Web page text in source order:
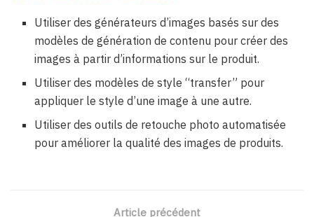
Utiliser des générateurs d’images basés sur des
modèles de génération de contenu pour créer des
images à partir d’informations sur le produit.
Utiliser des modèles de style “transfer” pour
appliquer le style d’une image à une autre.
Utiliser des outils de retouche photo automatisée
pour améliorer la qualité des images de produits.
Article précédent